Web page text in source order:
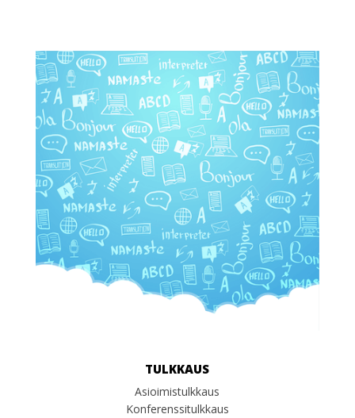
TULKKAUS
Asioimistulkkaus
Konferenssitulkkaus